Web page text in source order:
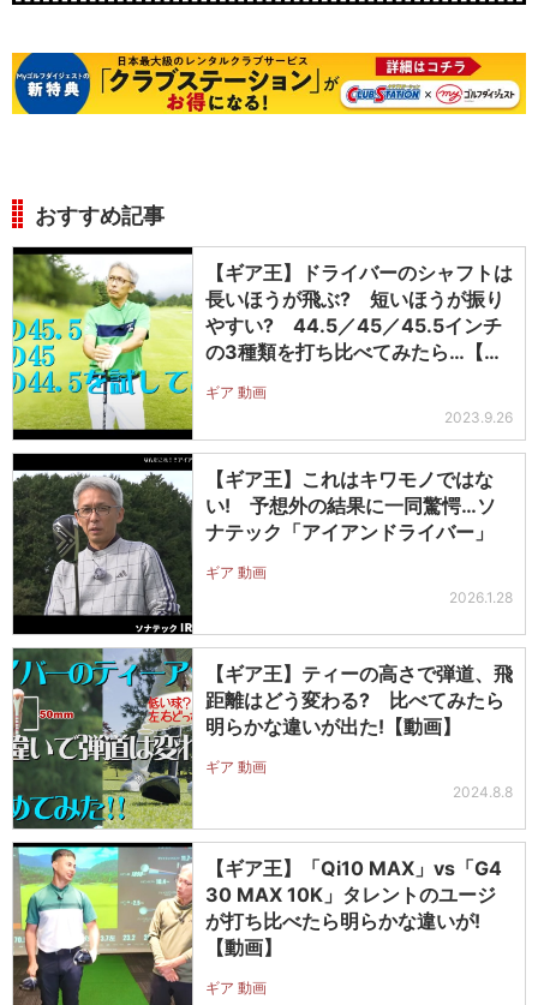
おすすめ記事
【ギア王】ドライバーのシャフトは
長いほうが飛ぶ? 短いほうが振り
やすい? 44.5／45／45.5インチ
の3種類を打ち比べてみたら…【動
ギア 動画
2023.9.26
【ギア王】これはキワモノではな
い! 予想外の結果に一同驚愕…ソ
ナテック「アイアンドライバー」
ギア 動画
2026.1.28
【ギア王】ティーの高さで弾道、飛
距離はどう変わる? 比べてみたら
明らかな違いが出た!【動画】
ギア 動画
2024.8.8
【ギア王】「Qi10 MAX」vs「G4
30 MAX 10K」タレントのユージ
が打ち比べたら明らかな違いが!
【動画】
ギア 動画